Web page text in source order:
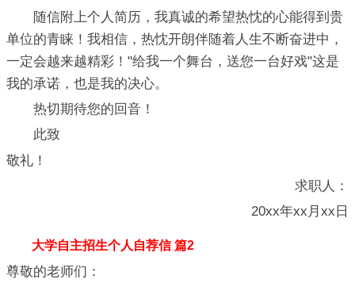
随信附上个人简历，我真诚的希望热忱的心能得到贵
单位的青睐！我相信，热忱开朗伴随着人生不断奋进中，
一定会越来越精彩！"给我一个舞台，送您一台好戏"这是
我的承诺，也是我的决心。
热切期待您的回音！
此致
敬礼！
求职人：
20xx年xx月xx日
大学自主招生个人自荐信 篇2
尊敬的老师们：